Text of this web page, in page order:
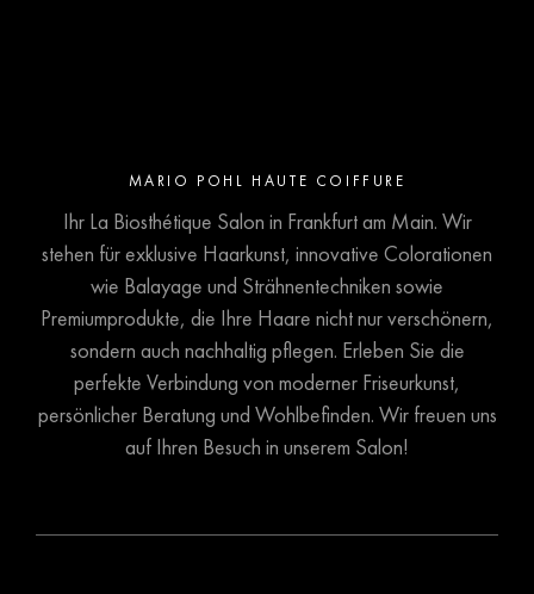
MARIO POHL HAUTE COIFFURE
Ihr La Biosthétique Salon in Frankfurt am Main. Wir
stehen für exklusive Haarkunst, innovative Colorationen
wie Balayage und Strähnentechniken sowie
Premiumprodukte, die Ihre Haare nicht nur verschönern,
sondern auch nachhaltig pflegen. Erleben Sie die
perfekte Verbindung von moderner Friseurkunst,
persönlicher Beratung und Wohlbefinden. Wir freuen uns
auf Ihren Besuch in unserem Salon!